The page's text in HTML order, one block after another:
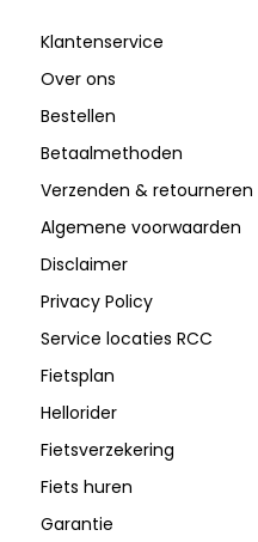
Klantenservice
Over ons
Bestellen
Betaalmethoden
Verzenden & retourneren
Algemene voorwaarden
Disclaimer
Privacy Policy
Service locaties RCC
Fietsplan
Hellorider
Fietsverzekering
Fiets huren
Garantie